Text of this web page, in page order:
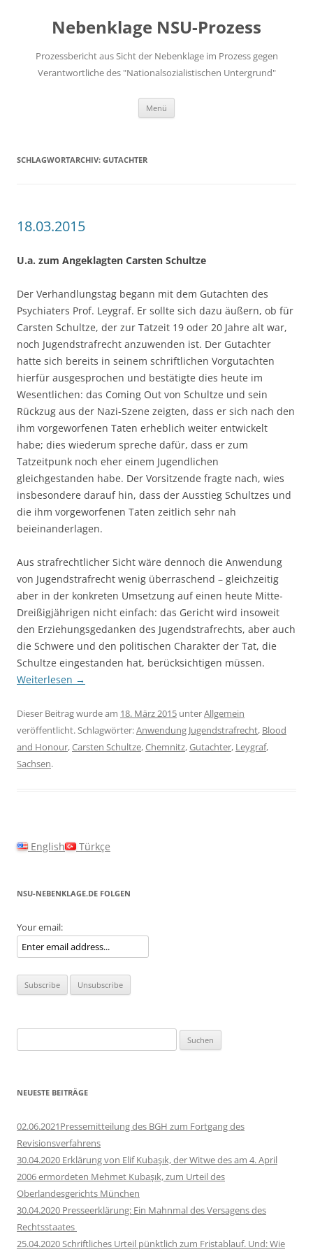
springenNebenklage NSU-Prozess
Prozessbericht aus Sicht der Nebenklage im Prozess gegen
Verantwortliche des "Nationalsozialistischen Untergrund"
Menü
SCHLAGWORTARCHIV: GUTACHTER
18.03.2015
U.a. zum Angeklagten Carsten Schultze
Der Verhandlungstag begann mit dem Gutachten des
Psychiaters Prof. Leygraf. Er sollte sich dazu äußern, ob für
Carsten Schultze, der zur Tatzeit 19 oder 20 Jahre alt war,
noch Jugendstrafrecht anzuwenden ist. Der Gutachter
hatte sich bereits in seinem schriftlichen Vorgutachten
hierfür ausgesprochen und bestätigte dies heute im
Wesentlichen: das Coming Out von Schultze und sein
Rückzug aus der Nazi-Szene zeigten, dass er sich nach den
ihm vorgeworfenen Taten erheblich weiter entwickelt
habe; dies wiederum spreche dafür, dass er zum
Tatzeitpunk noch eher einem Jugendlichen
gleichgestanden habe. Der Vorsitzende fragte nach, wies
insbesondere darauf hin, dass der Ausstieg Schultzes und
die ihm vorgeworfenen Taten zeitlich sehr nah
beieinanderlagen.
Aus strafrechtlicher Sicht wäre dennoch die Anwendung
von Jugendstrafrecht wenig überraschend – gleichzeitig
aber in der konkreten Umsetzung auf einen heute Mitte-
Dreißigjährigen nicht einfach: das Gericht wird insoweit
den Erziehungsgedanken des Jugendstrafrechts, aber auch
die Schwere und den politischen Charakter der Tat, die
Schultze eingestanden hat, berücksichtigen müssen.
Weiterlesen →
Dieser Beitrag wurde am 18. März 2015 unterAllgemein
veröffentlicht. Schlagwörter:Anwendung Jugendstrafrecht, Blood
and Honour,Carsten Schultze,Chemnitz,Gutachter, Leygraf,
Sachsen.
English Türkçe
NSU-NEBENKLAGE.DE FOLGEN
Your email:
nach:
NEUESTE BEITRÄGE
02.06.2021Pressemitteilung des BGH zum Fortgang des
Revisionsverfahrens
30.04.2020 Erklärung von Elif Kubaşık, der Witwe des am 4. April
2006 ermordeten Mehmet Kubaşık, zum Urteil des
Oberlandesgerichts München
30.04.2020 Presseerklärung: Ein Mahnmal des Versagens des
Rechtsstaates
25.04.2020 Schriftliches Urteil pünktlich zum Fristablauf. Und: Wie